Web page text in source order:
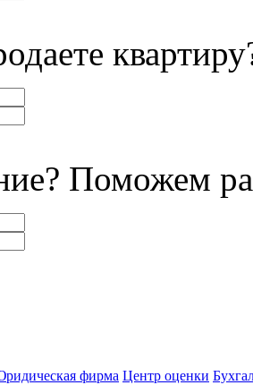
Поможем
фирма Центр оценки